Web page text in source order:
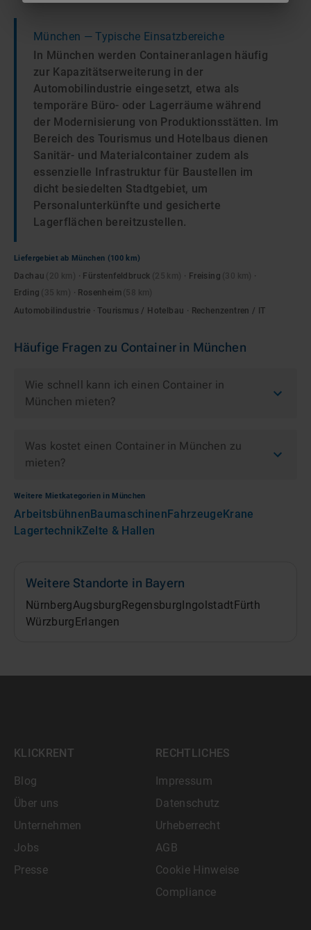
München — Typische Einsatzbereiche
In München werden Containeranlagen häufig
zur Kapazitätserweiterung in der
Automobilindustrie eingesetzt, etwa als
temporäre Büro- oder Lagerräume während
der Modernisierung von Produktionsstätten. Im
Bereich des Tourismus und Hotelbaus dienen
Sanitär- und Materialcontainer zudem als
essenzielle Infrastruktur für Baustellen im
dicht besiedelten Stadtgebiet, um
Personalunterkünfte und gesicherte
Lagerflächen bereitzustellen.
Liefergebiet ab München (100 km)
Dachau · Fürstenfeldbruck · Freising
·
Erding
· Rosenheim
Automobilindustrie · Tourismus / Hotelbau · Rechenzentren / IT
Häufige Fragen zu Container in München
Wie schnell kann ich einen Container in
München mieten?
Was kostet einen Container in München zu
mieten?
Weitere Mietkategorien in München
ArbeitsbühnenBaumaschinenFahrzeugeKrane
LagertechnikZelte & Hallen
Weitere Standorte in Bayern
NürnbergAugsburg Regensburg Ingolstadt Fürth
Würzburg Erlangen
KLICKRENT
Blog
Über uns
Unternehmen
Jobs
Presse
RECHTLICHES
Impressum
Datenschutz
Urheberrecht
AGB
Cookie Hinweise
Compliance